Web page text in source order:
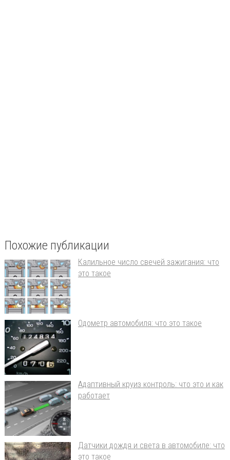
Похожие публикации
Калильное число свечей зажигания: что
это такое
Одометр автомобиля: что это такое
Адаптивный круиз контроль: что это и как
работает
Датчики дождя и света в автомобиле: что
это такое